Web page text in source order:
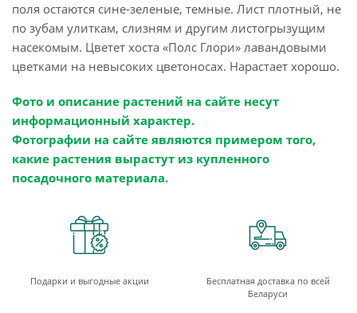
поля остаются сине-зеленые, темные. Лист плотный, не
по зубам улиткам, слизням и другим листогрызущим
насекомым. Цветет хоста «Полс Глори» лавандовыми
цветками на невысоких цветоносах. Нарастает хорошо.
Фото и описание растений на сайте несут
информационный характер.
Фотографии на сайте являются примером того,
какие растения вырастут из купленного
посадочного материала.
Подарки и выгодные акции
Бесплатная доставка по всей
Беларуси